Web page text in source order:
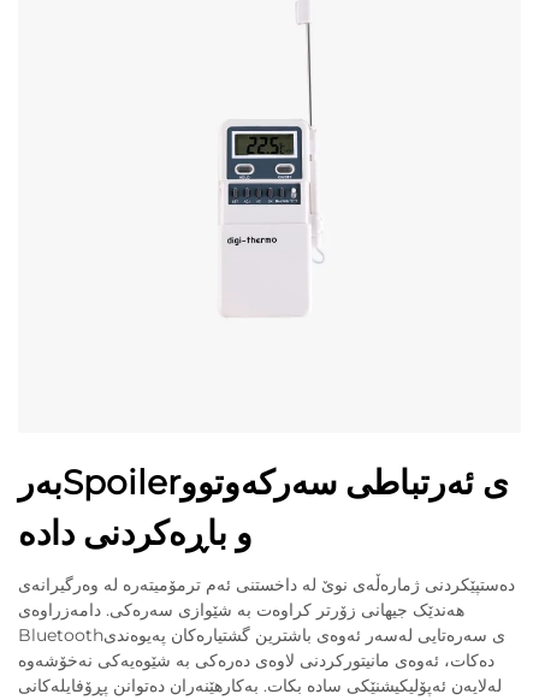
بەرSpoilerی ئەرتباطی سەرکەوتوو
و باڕەکردنی دادە
دەستپێکردنی ژمارەڵەی نوێ لە داخستنی ئەم ترمۆمیتەرە لە وەرگیرانەی
هەندێک جیهانی زۆرتر کراوەت بە شێوازی سەرەکی. دامەزراوەی
Bluetoothی سەرەتایی لەسەر ئەوەی باشترین گشتیارەکان پەیوەندی
دەکات، ئەوەی مانیتورکردنی لاوەی دەرەکی بە شێوەیەکی نەخۆشەوە
لەلایەن ئەپۆلیکیشنێکی سادە بکات. بەکارهێنەران دەتوانن پڕۆفایلەکانی